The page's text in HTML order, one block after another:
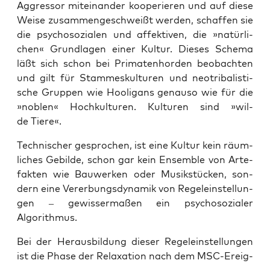
Aggres­sor mit­ein­an­der koope­rie­ren und auf die­se
Wei­se zusam­men­ge­schweißt wer­den, schaf­fen sie
die psy­cho­so­zia­len und affek­ti­ven, die »natür­li­
chen« Grund­la­gen einer Kul­tur. Die­ses Sche­ma
läßt sich schon bei Pri­ma­ten­hor­den beob­ach­ten
und gilt für Stam­mes­kul­tu­ren und neo­tri­ba­lis­ti­
sche Grup­pen wie Hoo­li­gans genau­so wie für die
»noblen« Hoch­kul­tu­ren. Kul­tu­ren sind »wil­
de Tiere«.
Tech­ni­scher gespro­chen, ist eine Kul­tur kein räum­
li­ches Gebil­de, schon gar kein Ensem­ble von Arte­
fak­ten wie Bau­wer­ken oder Musik­stü­cken, son­
dern eine Ver­er­bungs­dy­na­mik von Regel­ein­stel­lun­
gen – gewis­ser­ma­ßen ein psy­cho­so­zia­ler
Algorithmus.
Bei der Her­aus­bil­dung die­ser Regel­ein­stel­lun­gen
ist die Pha­se der Rela­xa­ti­on nach dem MSC-Ereig­